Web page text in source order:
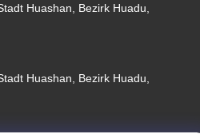
Huashan, Bezirk Huadu,
Huashan, Bezirk Huadu,